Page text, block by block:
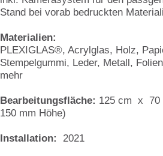
Stand bei vorab bedruckten
Materialien:
PLEXIGLAS®, Acrylglas, Holz,
Stempelgummi, Leder, Metall,
mehr
Bearbeitungsfläche: 125 cm x 70
150 mm Höhe)
Installation: 2021